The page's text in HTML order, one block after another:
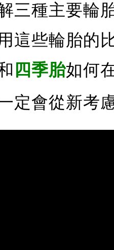
三種主要輪
這些輪胎的
四季胎如何
定會從新考